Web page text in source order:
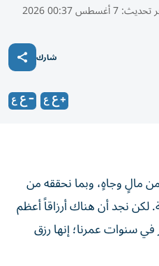
تحديث:7 أغسطس 00:37 2026
شارك
مالٍ وجاهٍ، وبما نحققه من
لكن نجد أن هناك أرزاقاً أعظم
في سنوات عمرنا؛ إنها رزق